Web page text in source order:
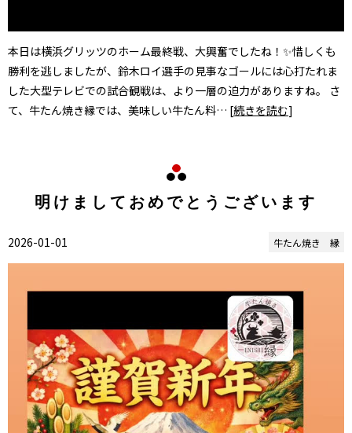
本日は横浜グリッツのホーム最終戦、大興奮でしたね！✨惜しくも
勝利を逃しましたが、鈴木ロイ選手の見事なゴールには心打たれま
した大型テレビでの試合観戦は、より一層の迫力がありますね。 さ
て、牛たん焼き縁では、美味しい牛たん料… [続きを読む]
明けましておめでとうございます
2026-01-01 牛たん焼き 縁